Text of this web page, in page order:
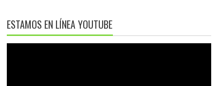
ESTAMOS EN LÍNEA YOUTUBE